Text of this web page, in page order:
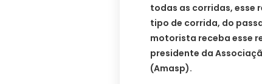
todas as corridas, esse
tipo de corrida, do
motorista receba esse
presidente da
(Amasp).